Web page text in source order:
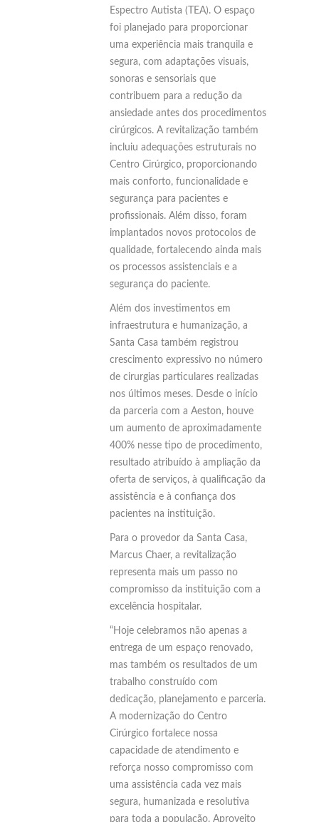
Espectro Autista (TEA). O espaço
foi planejado para proporcionar
uma experiência mais tranquila e
segura, com adaptações visuais,
sonoras e sensoriais que
contribuem para a redução da
ansiedade antes dos procedimentos
cirúrgicos. A revitalização também
incluiu adequações estruturais no
Centro Cirúrgico, proporcionando
mais conforto, funcionalidade e
segurança para pacientes e
profissionais. Além disso, foram
implantados novos protocolos de
qualidade, fortalecendo ainda mais
os processos assistenciais e a
segurança do paciente.
Além dos investimentos em
infraestrutura e humanização, a
Santa Casa também registrou
crescimento expressivo no número
de cirurgias particulares realizadas
nos últimos meses. Desde o início
da parceria com a Aeston, houve
um aumento de aproximadamente
400% nesse tipo de procedimento,
resultado atribuído à ampliação da
oferta de serviços, à qualificação da
assistência e à confiança dos
pacientes na instituição.
Para o provedor da Santa Casa,
Marcus Chaer, a revitalização
representa mais um passo no
compromisso da instituição com a
excelência hospitalar.
“Hoje celebramos não apenas a
entrega de um espaço renovado,
mas também os resultados de um
trabalho construído com
dedicação, planejamento e parceria.
A modernização do Centro
Cirúrgico fortalece nossa
capacidade de atendimento e
reforça nosso compromisso com
uma assistência cada vez mais
segura, humanizada e resolutiva
para toda a população. Aproveito